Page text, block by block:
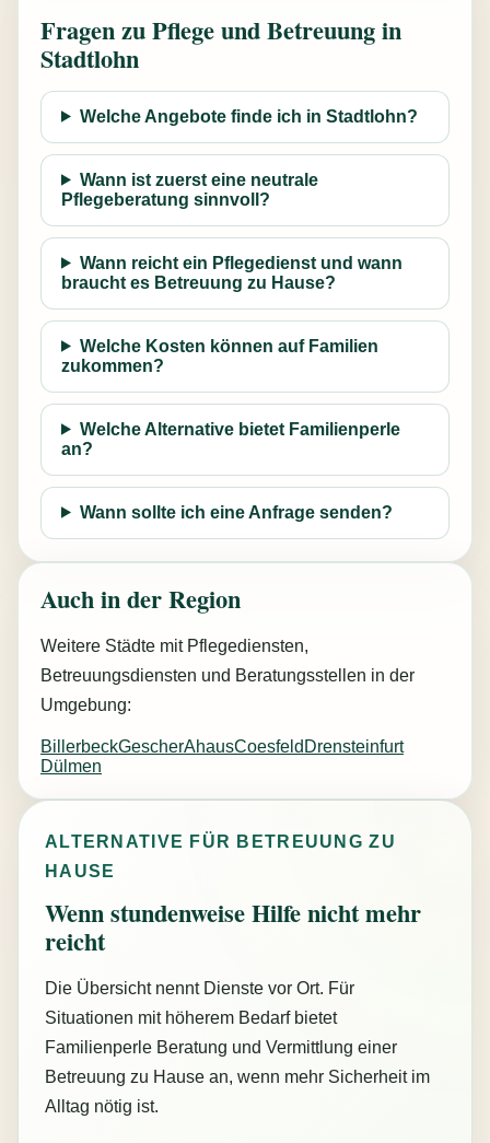
Fragen zu Pflege und Betreuung in
Stadtlohn
Welche Angebote finde ich in Stadtlohn?
Wann ist zuerst eine neutrale
Pflegeberatung sinnvoll?
Wann reicht ein Pflegedienst und wann
braucht es Betreuung zu Hause?
Welche Kosten können auf Familien
zukommen?
Welche Alternative bietet Familienperle
an?
Wann sollte ich eine Anfrage senden?
Auch in der Region
Weitere Städte mit Pflegediensten,
Betreuungsdiensten und Beratungsstellen in der
Umgebung:
BillerbeckGescherAhausCoesfeld Drensteinfurt
Dülmen
ALTERNATIVE FÜR BETREUUNG ZU
HAUSE
Wenn stundenweise Hilfe nicht mehr
reicht
Die Übersicht nennt Dienste vor Ort. Für
Situationen mit höherem Bedarf bietet
Familienperle Beratung und Vermittlung einer
Betreuung zu Hause an, wenn mehr Sicherheit im
Alltag nötig ist.